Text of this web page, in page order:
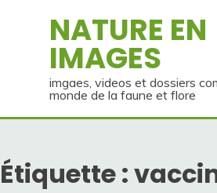
NATURE EN
IMAGES
imgaes, videos et dossiers
monde de la faune et flore
Étiquette :